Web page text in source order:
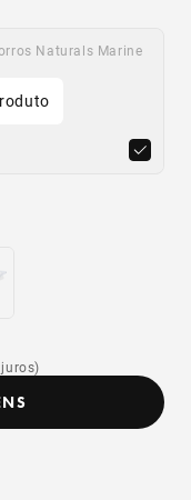
Naturals Marine
G